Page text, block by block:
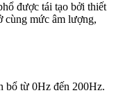
được tái tạo bởi thiết
cùng mức âm lượng,
bổ từ 0Hz đến 200Hz.